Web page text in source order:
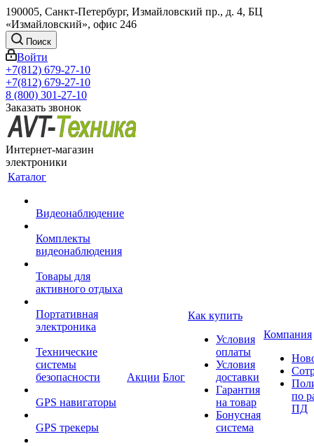
190005, Санкт-Петербург, Измайловский пр., д. 4, БЦ
«Измайловский», офис 246
Поиск
Войти
+7(812) 679-27-10
+7(812) 679-27-10
8 (800) 301-27-10
Заказать звонок
Интернет-магазин
электроники
Каталог
Видеонаблюдение
Комплекты
видеонаблюдения
Товары для
активного отдыха
Портативная
электроника
Технические
системы
безопасности
GPS навигаторы
GPS трекеры
Акции Блог
Как купить
Условия
оплаты
Условия
доставки
Гарантия
на товар
Бонусная
система
Компания
по
ПД